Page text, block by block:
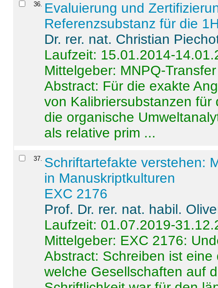
36. Evaluierung und
Referenzsubstanz für die
Dr. rer. nat. Christian
Laufzeit: 15.01.2014-
Mittelgeber: MNPQ-Transfer
Abstract: Für die exakte
von Kalibriersubstanzen
die organische
als relative prim ...
37. Schriftartefakte verstehen:
in Manuskriptkulturen
EXC 2176
Prof. Dr. rer. nat. habil.
Laufzeit: 01.07.2019-
Mittelgeber: EXC 2176:
Abstract: Schreiben ist
welche Gesellschaften auf